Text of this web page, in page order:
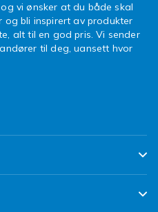
vi ønsker at du både skal
bli inspirert av produkter
alt til en god pris. Vi sender
til deg, uansett hvor